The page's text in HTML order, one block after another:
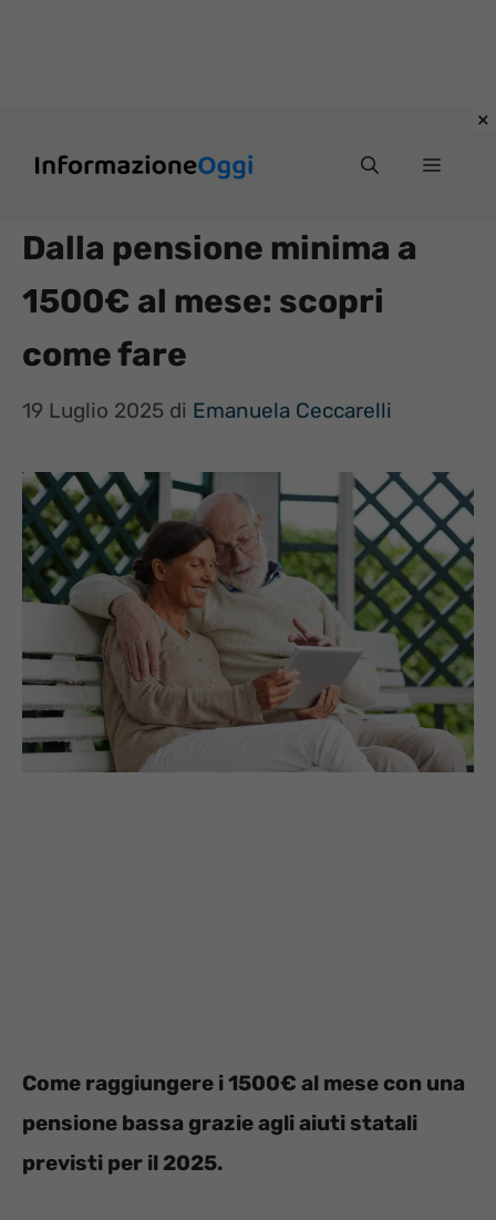
Menu
Dalla pensione minima a
1500€ al mese: scopri
come fare
19 Luglio 2025 di Emanuela Ceccarelli
Come raggiungere i 1500€ al mese con una
pensione bassa grazie agli aiuti statali
previsti per il 2025.